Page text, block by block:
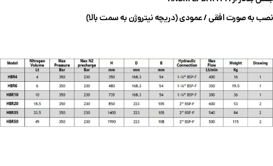
نصب به صورت افقی / عمودی (دریچه نیتروژن به سمت بالا)